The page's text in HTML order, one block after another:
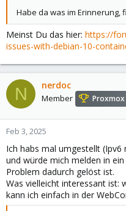
Habe da was im Erinnerung,
Meinst Du das hier: https://
issues-with-debian-10-
N nerdoc
Member Proxmox
Feb 3, 2025
Ich habs mal umgestellt
und würde mich melden in
Problem dadurch gelöst ist.
Was vielleicht interessant ist:
kann ich einfach in der